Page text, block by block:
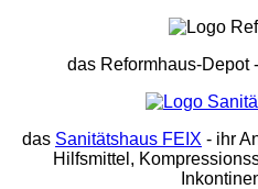
das Reformhaus-Depot-
das Sanitätshaus FEIX - ihr
Hilfsmittel,